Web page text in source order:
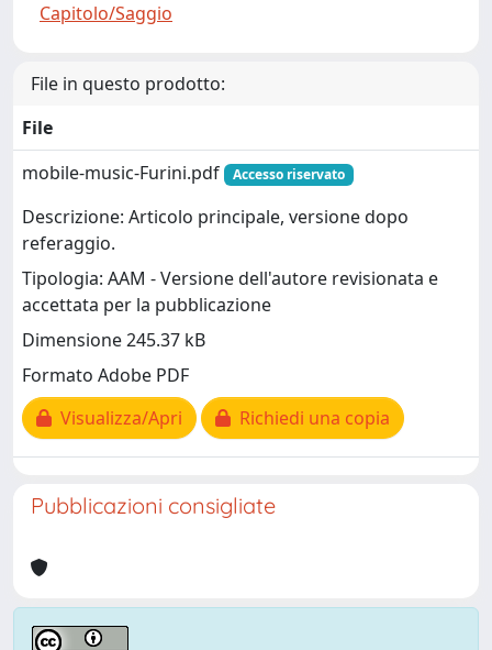
Capitolo/Saggio
File in questo prodotto:
File
mobile-music-Furini.pdf
Accesso riservato
Descrizione: Articolo principale, versione dopo
referaggio.
Tipologia: AAM - Versione dell'autore revisionata e
accettata per la pubblicazione
Dimensione 245.37 kB
Formato Adobe PDF
Visualizza/Apri
Richiedi una copia
Pubblicazioni consigliate